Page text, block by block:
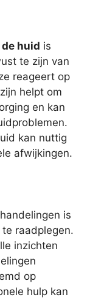
huid is
te zijn van
reageert op
helpt om
en kan
kan nuttig
afwijkingen.
is
te raadplegen.
inzichten
op
hulp kan